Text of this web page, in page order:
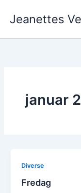
innholdet
Jeanettes
januar
Diverse
Fredag